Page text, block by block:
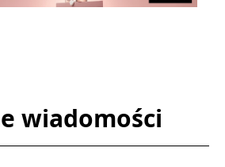
wiadomości